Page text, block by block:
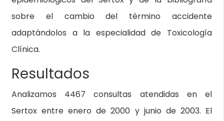
sobre el cambio del término accidente
adaptándolos a la especialidad de Toxicología
Clínica.
Resultados
Analizamos 4467 consultas atendidas en el
Sertox entre enero de 2000 y junio de 2003. El